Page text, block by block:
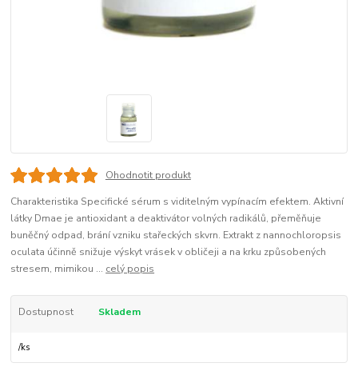
Ohodnotit produkt
Charakteristika Specifické sérum s viditelným vypínacím efektem. Aktivní
látky Dmae je antioxidant a deaktivátor volných radikálů, přeměňuje
buněčný odpad, brání vzniku stařeckých skvrn. Extrakt z nannochloropsis
oculata účinně snižuje výskyt vrásek v obličeji a na krku způsobených
stresem, mimikou ... celý popis
Dostupnost Skladem
/ks